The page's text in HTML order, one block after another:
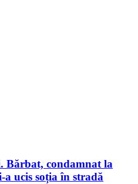
Bărbat, condamnat la
a ucis soția în stradă